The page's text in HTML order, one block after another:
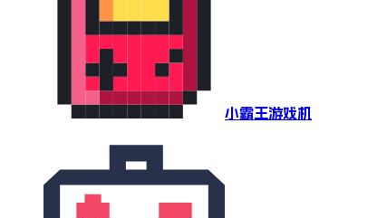
小霸王游戏机